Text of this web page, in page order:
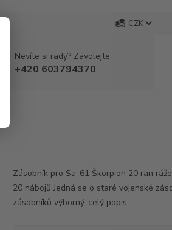
CZK
Nevíte si rady? Zavolejte.
+420 603794370
Zásobník pro Sa-61 Škorpion 20 ran
20 nábojů Jedná se o staré vojenské
zásobníků výborný. celý popis